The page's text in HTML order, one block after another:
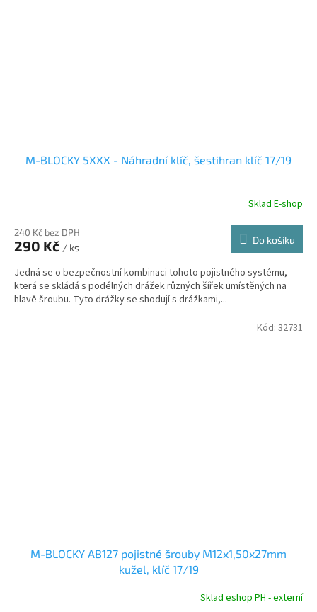
M-BLOCKY 5XXX - Náhradní klíč, šestihran klíč 17/19
Sklad E-shop
240 Kč bez DPH
290 Kč / ks
Do košíku
Jedná se o bezpečnostní kombinaci tohoto pojistného systému,
která se skládá s podélných drážek různých šířek umístěných na
hlavě šroubu. Tyto drážky se shodují s drážkami,...
M-BLOCKY AB127 pojistné šrouby M12x1,50x27mm
kužel, klíč 17/19
Sklad eshop PH - externí
Kód: 32731